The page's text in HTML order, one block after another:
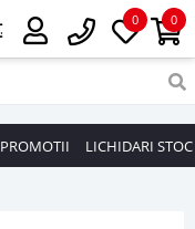
0
0
PROMOTII LICHIDARI STOC